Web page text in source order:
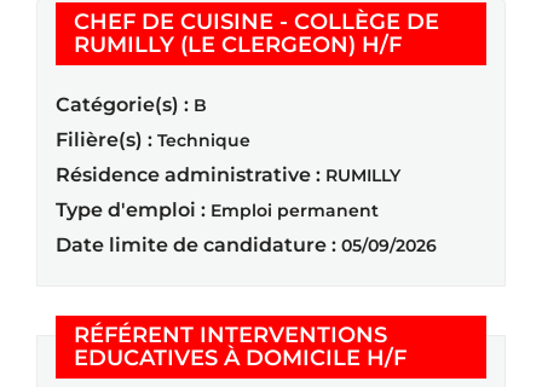
CHEF DE CUISINE - COLLÈGE DE
RUMILLY (LE CLERGEON) H/F(Nouvelle
Catégorie(s) : B
Filière(s) : Technique
Résidence administrative : RUMILLY
Type d'emploi : Emploi permanent
Date limite de candidature : 05/09/2026
RÉFÉRENT INTERVENTIONS
EDUCATIVES À DOMICILE H/F(Nouvelle